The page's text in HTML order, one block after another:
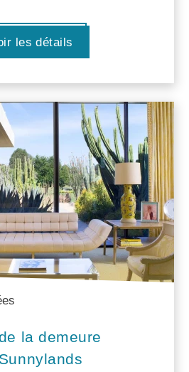
les détails
la demeure